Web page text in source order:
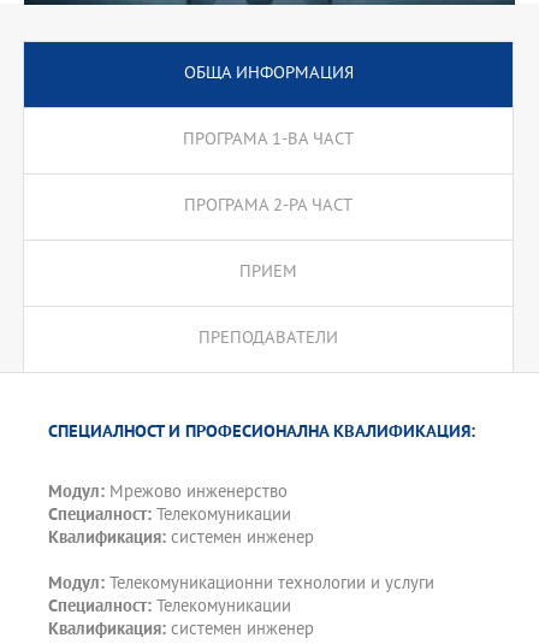
Програмата дава много възможности студентите да бъдат
включвани в научни и образователни проекти и изследвания.
Бакалавърската програма по телекомуникационни и
до магистърска и докторска степен по телекомуникационна и
компютърна техника.
ОБЩА ИНФОРМАЦИЯ
ПРОГРАМА 1-ВА ЧАСТ
ПРОГРАМА 2-РА ЧАСТ
ПРИЕМ
ПРЕПОДАВАТЕЛИ
СПЕЦИАЛНОСТ И ПРОФЕСИОНАЛНА КВАЛИФИКАЦИЯ:
Модул: Мрежово инженерство
Специалност: Телекомуникации
Квалификация: системен инженер
Модул: Телекомуникационни технологии и услуги
Специалност: Телекомуникации
Квалификация: системен инженер